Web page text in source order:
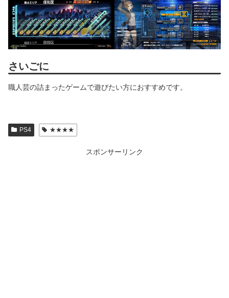
さいごに
職人芸の詰まったゲームで遊びたい方におすすめです。
PS4 ★★★★
スポンサーリンク